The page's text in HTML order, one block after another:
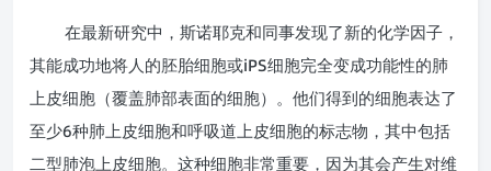
在最新研究中，斯诺耶克和同事发现了新的化学因子，
其能成功地将人的胚胎细胞或iPS细胞完全变成功能性的肺
上皮细胞（覆盖肺部表面的细胞）。他们得到的细胞表达了
至少6种肺上皮细胞和呼吸道上皮细胞的标志物，其中包括
二型肺泡上皮细胞。这种细胞非常重要，因为其会产生对维